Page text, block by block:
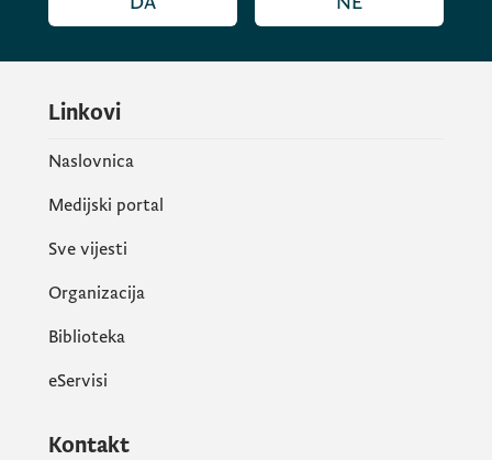
Linkovi
Naslovnica
Medijski portal
Sve vijesti
Organizacija
Biblioteka
eServisi
Kontakt